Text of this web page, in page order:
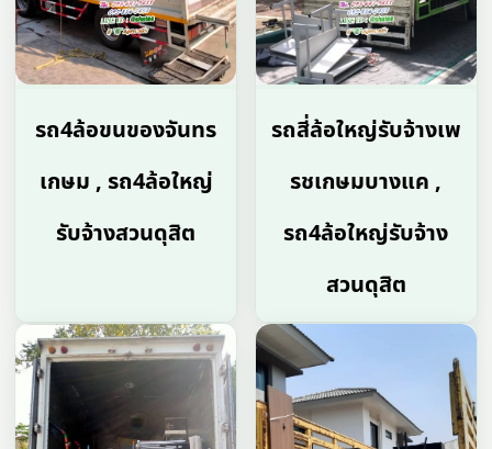
รถ4ล้อขนของจันทร
เกษม , รถ4ล้อใหญ่
รับจ้างสวนดุสิต
รถสี่ล้อใหญ่รับจ้างเพ
รชเกษมบางแค ,
รถ4ล้อใหญ่รับจ้าง
สวนดุสิต